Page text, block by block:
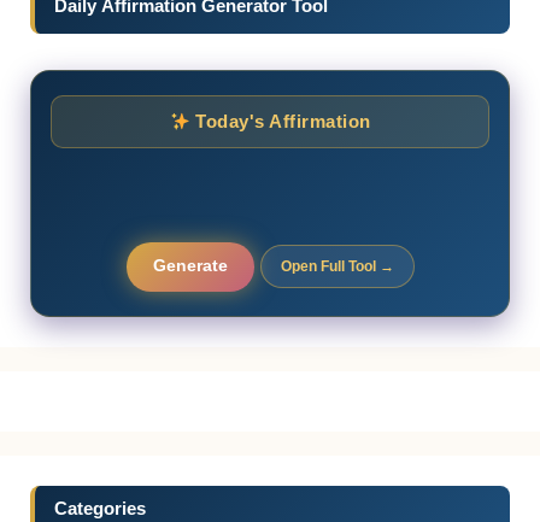
Daily Affirmation Generator Tool
Today's Affirmation
Generate Open Full Tool →
Categories